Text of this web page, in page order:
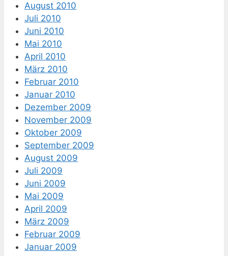
August 2010
Juli 2010
Juni 2010
Mai 2010
April 2010
März 2010
Februar 2010
Januar 2010
Dezember 2009
November 2009
Oktober 2009
September 2009
August 2009
Juli 2009
Juni 2009
Mai 2009
April 2009
März 2009
Februar 2009
Januar 2009